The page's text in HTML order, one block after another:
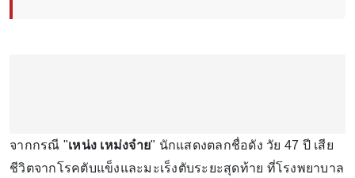
จากกรณี "เหน่ง เหม่งจ๋าย" นักแสดงตลกชื่อดัง วัย 47 ปี เสีย
ชีวิตจากโรคตับแข็งและมะเร็งตับระยะสุดท้าย ที่โรงพยาบาล